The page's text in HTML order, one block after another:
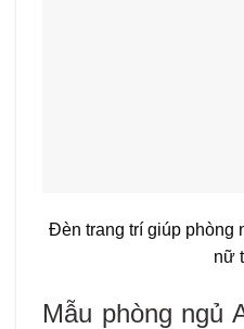
Đèn trang trí giúp phòng
nữ
Mẫu phòng ngủ